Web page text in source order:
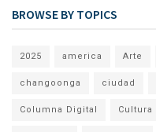
BROWSE BY TOPICS
2025 america Arte
changoonga ciudad
Columna Digital Cultura